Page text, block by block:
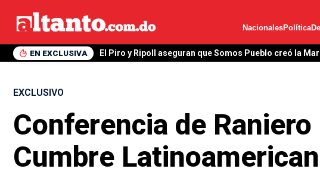
NacionalesPolítica
EN EXCLUSIVA
la Marcha Verde
EXCLUSIVO
Conferencia de
Cumbre